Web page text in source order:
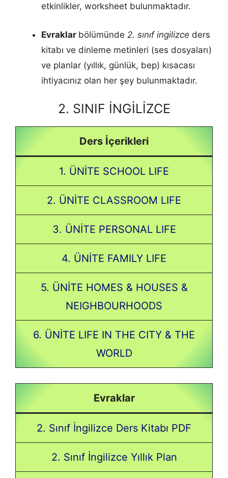
etkinlikler, worksheet bulunmaktadır.
Evraklar bölümünde 2. sınıf ingilizce ders
kitabı ve dinleme metinleri (ses dosyaları)
ve planlar (yıllık, günlük, bep) kısacası
ihtiyacınız olan her şey bulunmaktadır.
2. SINIF İNGİLİZCE
Ders İçerikleri
1. ÜNİTE SCHOOL LIFE
2. ÜNİTE CLASSROOM LIFE
3. ÜNİTE PERSONAL LIFE
4. ÜNİTE FAMILY LIFE
5. ÜNİTE HOMES & HOUSES &
NEIGHBOURHOODS
6. ÜNİTE LIFE IN THE CITY & THE
WORLD
Evraklar
2. Sınıf İngilizce Ders Kitabı PDF
2. Sınıf İngilizce Yıllık Plan